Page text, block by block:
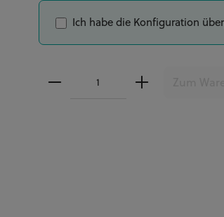
Zweistöckig 6" 15cm + 8"
Ich habe die Konfiguration